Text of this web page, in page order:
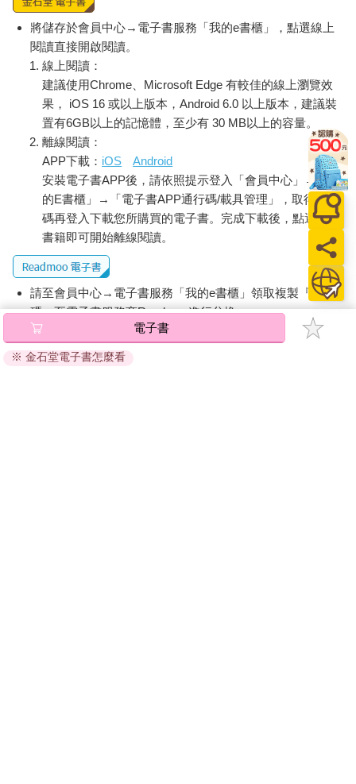
將儲存於會員中心→電子書服務「我的e書櫃」，點選線上
閱讀直接開啟閱讀。
線上閱讀：
建議使用Chrome、Microsoft Edge 有較佳的線上瀏覽效
果， iOS 16 或以上版本，Android 6.0 以上版本，建議裝
置有6GB以上的記憶體，至少有 30 MB以上的容量。
離線閱讀：
APP下載： iOS
Android
安裝電子書APP後，請依照提示登入「會員中心」→「我
的E書櫃」→「電子書APP通行碼/載具管理」，取得通行
碼再登入下載您所購買的電子書。完成下載後，點選任一
書籍即可開始離線閱讀。
請至會員中心→電子書服務「我的e書櫃」領取複製『兌換
碼』至電子書服務商Readmoo進行兌換。
退換貨須知：
因版權保護，您在金石堂所購買的電子書僅能以金石堂專屬
電子書
※ 金石堂電子書怎麼看